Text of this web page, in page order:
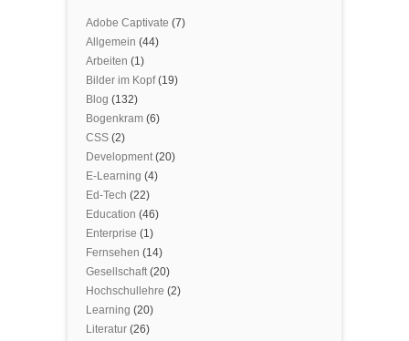
Adobe Captivate (7)
Allgemein (44)
Arbeiten (1)
Bilder im Kopf(19)
Blog (132)
Bogenkram (6)
CSS (2)
Development(20)
E-Learning (4)
Ed-Tech (22)
Education (46)
Enterprise (1)
Fernsehen (14)
Gesellschaft(20)
Hochschullehre (2)
Learning (20)
Literatur (26)